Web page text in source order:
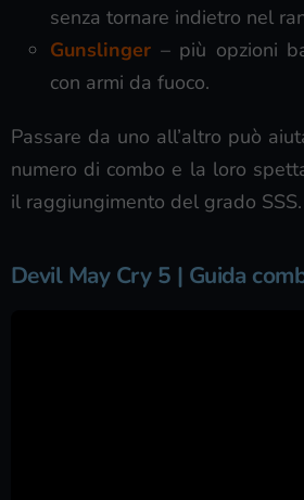
senza tornare indietro nel
Gunslinger – più opzioni
con armi da fuoco.
Passare da uno all’altro può
numero di combo e la loro
il raggiungimento del grado SSS.
Devil May Cry 5 | Guida